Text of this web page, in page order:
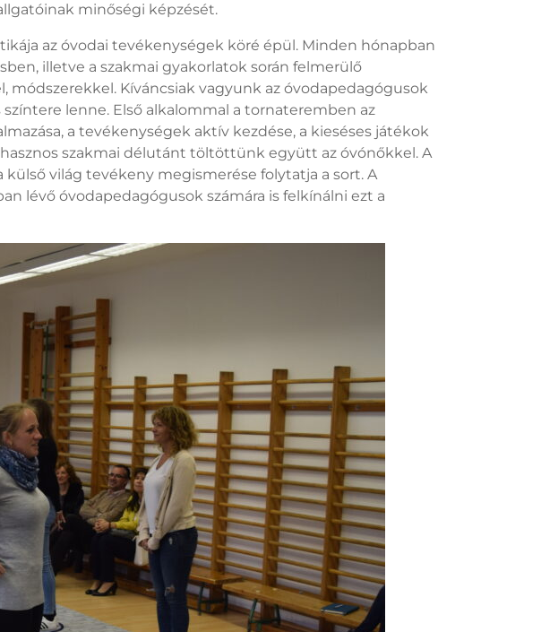
minőségi képzését.
az óvodai tevékenységek köré épül. Minden hónapban
illetve a szakmai gyakorlatok során felmerülő
Kíváncsiak vagyunk az óvodapedagógusok
lenne. Első alkalommal a tornateremben az
a tevékenységek aktív kezdése, a kieséses játékok
szakmai délutánt töltöttünk együtt az óvónőkkel. A
külső világ tevékeny megismerése folytatja a sort. A
lévő óvodapedagógusok számára is felkínálni ezt a